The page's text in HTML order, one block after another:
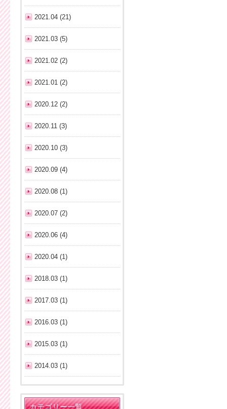
2021.04 (21)
2021.03 (5)
2021.02 (2)
2021.01 (2)
2020.12 (2)
2020.11 (3)
2020.10 (3)
2020.09 (4)
2020.08 (1)
2020.07 (2)
2020.06 (4)
2020.04 (1)
2018.03 (1)
2017.03 (1)
2016.03 (1)
2015.03 (1)
2014.03 (1)
カテゴリー一覧